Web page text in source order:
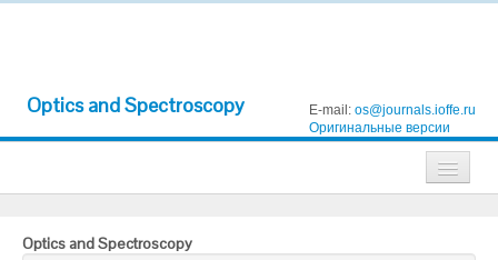
Optics and Spectroscopy E-mail: os@journals.ioffe.ru
Оригинальные версии
Technical Physics
Optics and Spectroscopy